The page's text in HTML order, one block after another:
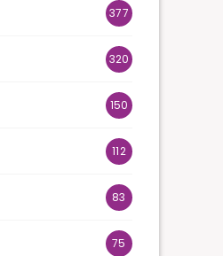
377
320
150
112
83
75